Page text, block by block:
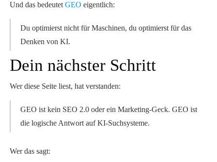
Und das bedeutet GEO eigentlich:
Du optimierst nicht für Maschinen, du optimierst für das
Denken von KI.
Dein nächster Schritt
Wer diese Seite liest, hat verstanden:
GEO ist kein SEO 2.0 oder ein Marketing-Geck. GEO ist
die logische Antwort auf KI-Suchsysteme.
Wer das sagt: